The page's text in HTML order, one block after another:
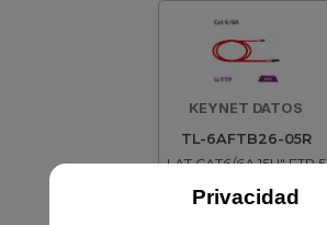
Privacidad
KEYNET DATOS
TL-6AFTB26-05R
LAT CAT6/6A 15U" FTP 5
731163